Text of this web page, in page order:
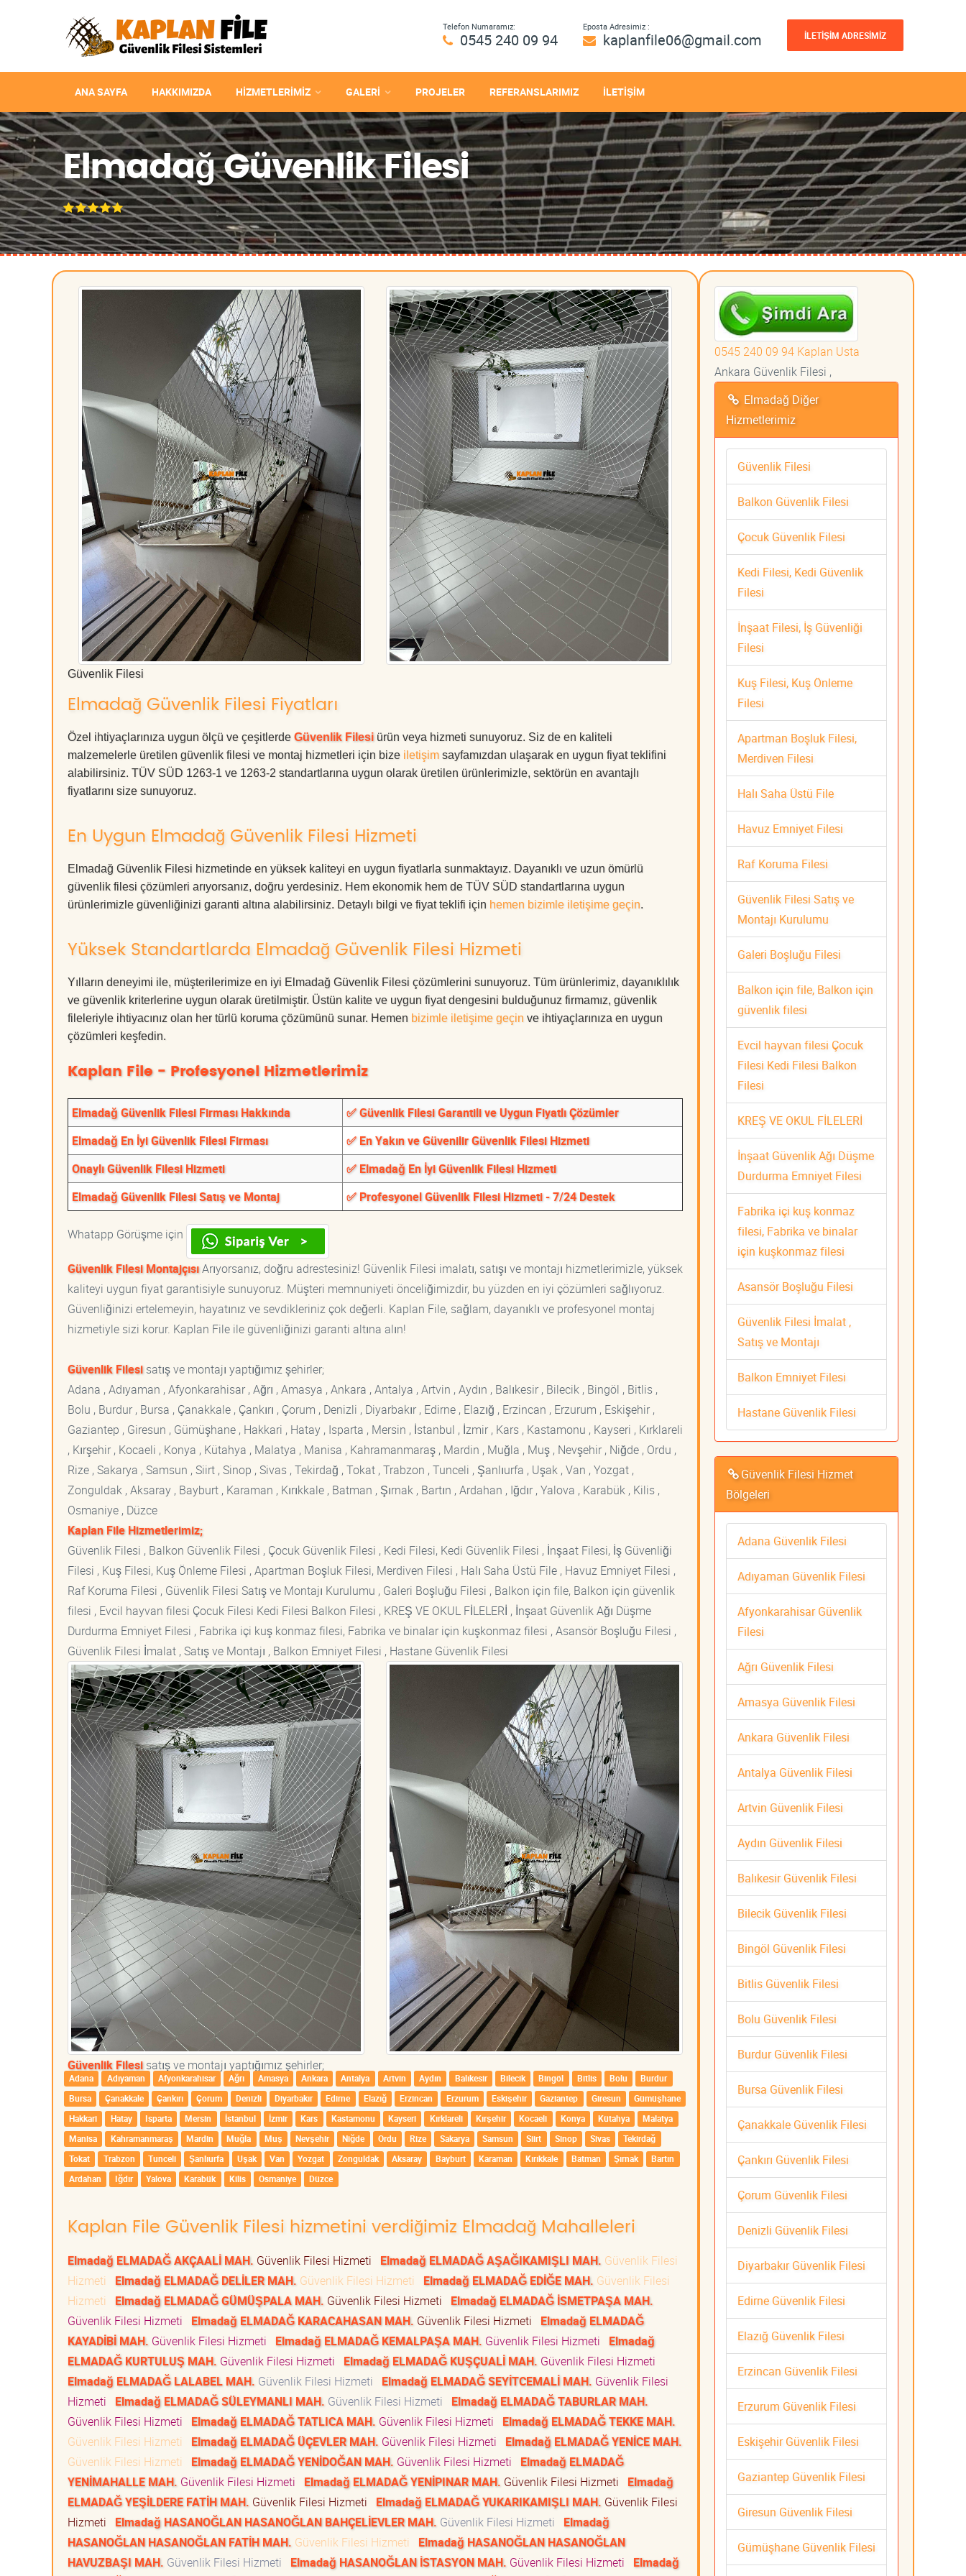
Telefon Numaramız:
0545 240 09 94
Eposta Adresimiz :
kaplanfile06@gmail.com İLETİŞİM ADRESİMİZ
ANA SAYFA HAKKIMIZDA HIZMETLERIMIZ GALERİ PROJELER REFERANSLARIMIZ İLETİŞİM
Elmadağ Güvenlik Filesi
Güvenlik Filesi
Elmadağ Güvenlik Filesi Fiyatları
Özel ihtiyaçlarınıza uygun ölçü ve çeşitlerde Güvenlik Filesi ürün veya hizmeti sunuyoruz. Siz de en kaliteli
malzemelerle üretilen güvenlik filesi ve montaj hizmetleri için bize iletişim sayfamızdan ulaşarak en uygun fiyat teklifini
alabilirsiniz. TÜV SÜD 1263-1 ve 1263-2 standartlarına uygun olarak üretilen ürünlerimizle, sektörün en avantajlı
fiyatlarını size sunuyoruz.
En Uygun Elmadağ Güvenlik Filesi Hizmeti
Elmadağ Güvenlik Filesi hizmetinde en yüksek kaliteyi en uygun fiyatlarla sunmaktayız. Dayanıklı ve uzun ömürlü
güvenlik filesi çözümleri arıyorsanız, doğru yerdesiniz. Hem ekonomik hem de TÜV SÜD standartlarına uygun
ürünlerimizle güvenliğinizi garanti altına alabilirsiniz. Detaylı bilgi ve fiyat teklifi için hemen bizimle iletişime geçin.
Yüksek Standartlarda Elmadağ Güvenlik Filesi Hizmeti
Yılların deneyimi ile, müşterilerimize en iyi Elmadağ Güvenlik Filesi çözümlerini sunuyoruz. Tüm ürünlerimiz, dayanıklılık
ve güvenlik kriterlerine uygun olarak üretilmiştir. Üstün kalite ve uygun fiyat dengesini bulduğunuz firmamız, güvenlik
fileleriyle ihtiyacınız olan her türlü koruma çözümünü sunar. Hemen bizimle iletişime geçin ve ihtiyaçlarınıza en uygun
çözümleri keşfedin.
Kaplan File - Profesyonel Hizmetlerimiz
Elmadağ Güvenlik Filesi Firması Hakkında
✅ Güvenlik Filesi Garantili ve Uygun Fiyatlı Çözümler
Elmadağ En İyi Güvenlik Filesi Firması
✅ En Yakın ve Güvenilir Güvenlik Filesi Hizmeti
Onaylı Güvenlik Filesi Hizmeti
✅ Elmadağ En İyi Güvenlik Filesi Hizmeti
Elmadağ Güvenlik Filesi Satış ve Montaj
✅ Profesyonel Güvenlik Filesi Hizmeti - 7/24 Destek
Whatapp Görüşme için
Güvenlik Filesi MontajçısıArıyorsanız, doğru adrestesiniz! Güvenlik Filesi imalatı, satışı ve montajı hizmetlerimizle, yüksek
kaliteyi uygun fiyat garantisiyle sunuyoruz. Müşteri memnuniyeti önceliğimizdir, bu yüzden en iyi çözümleri sağlıyoruz.
Güvenliğinizi ertelemeyin, hayatınız ve sevdikleriniz çok değerli. Kaplan File, sağlam, dayanıklı ve profesyonel montaj
hizmetiyle sizi korur. Kaplan File ile güvenliğinizi garanti altına alın!
Güvenlik Filesisatış ve montajı yaptığımız şehirler;
Adana , Adıyaman , Afyonkarahisar , Ağrı , Amasya , Ankara , Antalya , Artvin , Aydın , Balıkesir , Bilecik , Bingöl , Bitlis ,
Bolu , Burdur , Bursa , Çanakkale , Çankırı , Çorum , Denizli , Diyarbakır , Edirne , Elazığ , Erzincan , Erzurum , Eskişehir ,
Gaziantep , Giresun , Gümüşhane , Hakkari , Hatay , Isparta , Mersin , İstanbul , İzmir , Kars , Kastamonu , Kayseri , Kırklareli
, Kırşehir , Kocaeli , Konya , Kütahya , Malatya , Manisa , Kahramanmaraş , Mardin , Muğla , Muş , Nevşehir , Niğde , Ordu ,
Rize , Sakarya , Samsun , Siirt , Sinop , Sivas , Tekirdağ , Tokat , Trabzon , Tunceli , Şanlıurfa , Uşak , Van , Yozgat ,
Zonguldak , Aksaray , Bayburt , Karaman , Kırıkkale , Batman , Şırnak , Bartın , Ardahan , Iğdır , Yalova , Karabük , Kilis ,
Osmaniye , Düzce
Kaplan File Hizmetlerimiz;
Güvenlik Filesi , Balkon Güvenlik Filesi , Çocuk Güvenlik Filesi , Kedi Filesi, Kedi Güvenlik Filesi , İnşaat Filesi, İş Güvenliği
Filesi , Kuş Filesi, Kuş Önleme Filesi , Apartman Boşluk Filesi, Merdiven Filesi , Halı Saha Üstü File , Havuz Emniyet Filesi ,
Raf Koruma Filesi , Güvenlik Filesi Satış ve Montajı Kurulumu , Galeri Boşluğu Filesi , Balkon için file, Balkon için güvenlik
filesi , Evcil hayvan filesi Çocuk Filesi Kedi Filesi Balkon Filesi , KREŞ VE OKUL FİLELERİ , İnşaat Güvenlik Ağı Düşme
Durdurma Emniyet Filesi , Fabrika içi kuş konmaz filesi, Fabrika ve binalar için kuşkonmaz filesi , Asansör Boşluğu Filesi ,
Güvenlik Filesi İmalat , Satış ve Montajı , Balkon Emniyet Filesi , Hastane Güvenlik Filesi
Güvenlik Filesisatış ve montajı yaptığımız şehirler;
Adana Adıyaman Afyonkarahisar Ağrı Amasya Ankara Antalya Artvin Aydın Balıkesir Bilecik Bingöl Bitlis Bolu
Burdur
Bursa
Çanakkale Çankırı Çorum Denizli Diyarbakır Edirne Elazığ Erzincan Erzurum Eskişehir Gaziantep Giresun
Gümüşhane
Hakkari
Hatay Isparta Mersin İstanbul İzmir Kars Kastamonu Kayseri Kırklareli Kırşehir Kocaeli Konya Kütahya
Malatya
Manisa
Kahramanmaraş Mardin Muğla Muş Nevşehir Niğde Ordu Rize Sakarya Samsun Siirt Sinop Sivas
Tekirdağ
Tokat
Trabzon Tunceli Şanlıurfa Uşak Van Yozgat Zonguldak Aksaray Bayburt Karaman Kırıkkale Batman Şırnak
Bartın
Ardahan
Iğdır Yalova Karabük Kilis Osmaniye Düzce
Kaplan File Güvenlik Filesi hizmetini verdiğimiz Elmadağ Mahalleleri
Elmadağ ELMADAĞ AKÇAALİ MAH. Güvenlik Filesi Hizmeti Elmadağ ELMADAĞ AŞAĞIKAMIŞLI MAH. Güvenlik Filesi
Hizmeti
Elmadağ ELMADAĞ DELİLER MAH. Güvenlik Filesi Hizmeti Elmadağ ELMADAĞ EDİĞE MAH. Güvenlik Filesi
Hizmeti
Elmadağ ELMADAĞ GÜMÜŞPALA MAH. Güvenlik Filesi Hizmeti
Elmadağ ELMADAĞ İSMETPAŞA MAH.
Güvenlik Filesi Hizmeti
Elmadağ ELMADAĞ KARACAHASAN MAH. Güvenlik Filesi Hizmeti
Elmadağ ELMADAĞ
KAYADİBİ MAH. Güvenlik Filesi Hizmeti Elmadağ ELMADAĞ KEMALPAŞA MAH. Güvenlik Filesi Hizmeti
Elmadağ
ELMADAĞ KURTULUŞ MAH. Güvenlik Filesi Hizmeti Elmadağ ELMADAĞ KUŞÇUALİ MAH. Güvenlik Filesi Hizmeti
Elmadağ ELMADAĞ LALABEL MAH. Güvenlik Filesi Hizmeti Elmadağ ELMADAĞ SEYİTCEMALİ MAH. Güvenlik Filesi
Hizmeti
Elmadağ ELMADAĞ SÜLEYMANLI MAH. Güvenlik Filesi Hizmeti
Elmadağ ELMADAĞ TABURLAR MAH.
Güvenlik Filesi Hizmeti
Elmadağ ELMADAĞ TATLICA MAH. Güvenlik Filesi Hizmeti
Elmadağ ELMADAĞ TEKKE MAH.
Güvenlik Filesi Hizmeti
Elmadağ ELMADAĞ ÜÇEVLER MAH. Güvenlik Filesi Hizmeti
Elmadağ ELMADAĞ YENİCE MAH.
Güvenlik Filesi Hizmeti
Elmadağ ELMADAĞ YENİDOĞAN MAH. Güvenlik Filesi Hizmeti
Elmadağ ELMADAĞ
YENİMAHALLE MAH. Güvenlik Filesi Hizmeti Elmadağ ELMADAĞ YENİPINAR MAH. Güvenlik Filesi Hizmeti
Elmadağ
ELMADAĞ YEŞİLDERE FATİH MAH. Güvenlik Filesi Hizmeti Elmadağ ELMADAĞ YUKARIKAMIŞLI MAH. Güvenlik Filesi
Hizmeti
Elmadağ HASANOĞLAN HASANOĞLAN BAHÇELİEVLER MAH. Güvenlik Filesi Hizmeti
Elmadağ
HASANOĞLAN HASANOĞLAN FATİH MAH. Güvenlik Filesi Hizmeti
Elmadağ HASANOĞLAN HASANOĞLAN
HAVUZBAŞI MAH. Güvenlik Filesi Hizmeti Elmadağ HASANOĞLAN İSTASYON MAH. Güvenlik Filesi Hizmeti
Elmadağ
0545 240 09 94 Kaplan Usta
Ankara Güvenlik Filesi ,
Elmadağ Diğer
Hizmetlerimiz
Güvenlik Filesi
Balkon Güvenlik Filesi
Çocuk Güvenlik Filesi
Kedi Filesi, Kedi Güvenlik
Filesi
İnşaat Filesi, İş Güvenliği
Filesi
Kuş Filesi, Kuş Önleme
Filesi
Apartman Boşluk Filesi,
Merdiven Filesi
Halı Saha Üstü File
Havuz Emniyet Filesi
Raf Koruma Filesi
Güvenlik Filesi Satış ve
Montajı Kurulumu
Galeri Boşluğu Filesi
Balkon için file, Balkon için
güvenlik filesi
Evcil hayvan filesi Çocuk
Filesi Kedi Filesi Balkon
Filesi
KREŞ VE OKUL FİLELERİ
İnşaat Güvenlik Ağı Düşme
Durdurma Emniyet Filesi
Fabrika içi kuş konmaz
filesi, Fabrika ve binalar
için kuşkonmaz filesi
Asansör Boşluğu Filesi
Güvenlik Filesi İmalat ,
Satış ve Montajı
Balkon Emniyet Filesi
Hastane Güvenlik Filesi
Güvenlik Filesi Hizmet
Bölgeleri
Adana Güvenlik Filesi
Adıyaman Güvenlik Filesi
Afyonkarahisar Güvenlik
Filesi
Ağrı Güvenlik Filesi
Amasya Güvenlik Filesi
Ankara Güvenlik Filesi
Antalya Güvenlik Filesi
Artvin Güvenlik Filesi
Aydın Güvenlik Filesi
Balıkesir Güvenlik Filesi
Bilecik Güvenlik Filesi
Bingöl Güvenlik Filesi
Bitlis Güvenlik Filesi
Bolu Güvenlik Filesi
Burdur Güvenlik Filesi
Bursa Güvenlik Filesi
Çanakkale Güvenlik Filesi
Çankırı Güvenlik Filesi
Çorum Güvenlik Filesi
Denizli Güvenlik Filesi
Diyarbakır Güvenlik Filesi
Edirne Güvenlik Filesi
Elazığ Güvenlik Filesi
Erzincan Güvenlik Filesi
Erzurum Güvenlik Filesi
Eskişehir Güvenlik Filesi
Gaziantep Güvenlik Filesi
Giresun Güvenlik Filesi
Gümüşhane Güvenlik Filesi